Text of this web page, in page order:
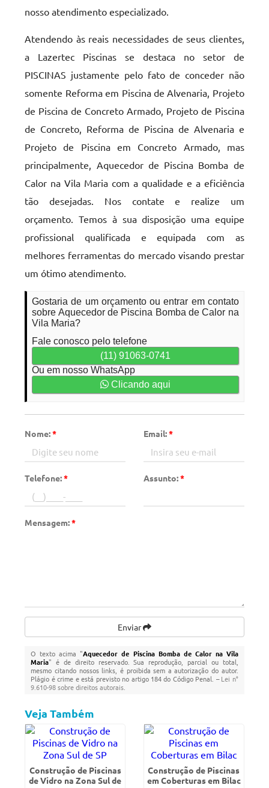
nosso atendimento especializado.
Atendendo às reais necessidades de seus clientes,
a Lazertec Piscinas se destaca no setor de
PISCINAS justamente pelo fato de conceder não
somente Reforma em Piscina de Alvenaria, Projeto
de Piscina de Concreto Armado, Projeto de Piscina
de Concreto, Reforma de Piscina de Alvenaria e
Projeto de Piscina em Concreto Armado, mas
principalmente, Aquecedor de Piscina Bomba de
Calor na Vila Maria com a qualidade e a eficiência
tão desejadas. Nos contate e realize um
orçamento. Temos à sua disposição uma equipe
profissional qualificada e equipada com as
melhores ferramentas do mercado visando prestar
um ótimo atendimento.
Gostaria de um orçamento ou entrar em contato
sobre Aquecedor de Piscina Bomba de Calor na
Vila Maria?
Fale conosco pelo telefone
(11) 91063-0741
Ou em nosso WhatsApp
Clicando aqui
Nome:* Email:*
Telefone:* Assunto:*
Mensagem:*
Enviar
O texto acima "Aquecedor de Piscina Bomba de Calor na Vila
Maria" é de direito reservado. Sua reprodução, parcial ou total,
mesmo citando nossos links, é proibida sem a autorização do autor.
Plágio é crime e está previsto no artigo 184 do Código Penal. –Lei n°
9.610-98 sobre direitos autorais
Veja Também
Construção de Piscinas
de Vidro na Zona Sul de
Construção de Piscinas
em Coberturas em Bilac